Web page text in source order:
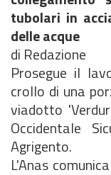
tubolari in
delle acque
di Redazione
Prosegue il
crollo di una
viadotto
Occidentale
Agrigento.
L'Anas